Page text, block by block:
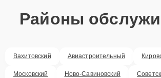
Районы
Вахитовский Авиастроительный
Московский Ново-Савиновский